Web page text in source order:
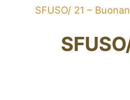
SFUSO/ 21 –